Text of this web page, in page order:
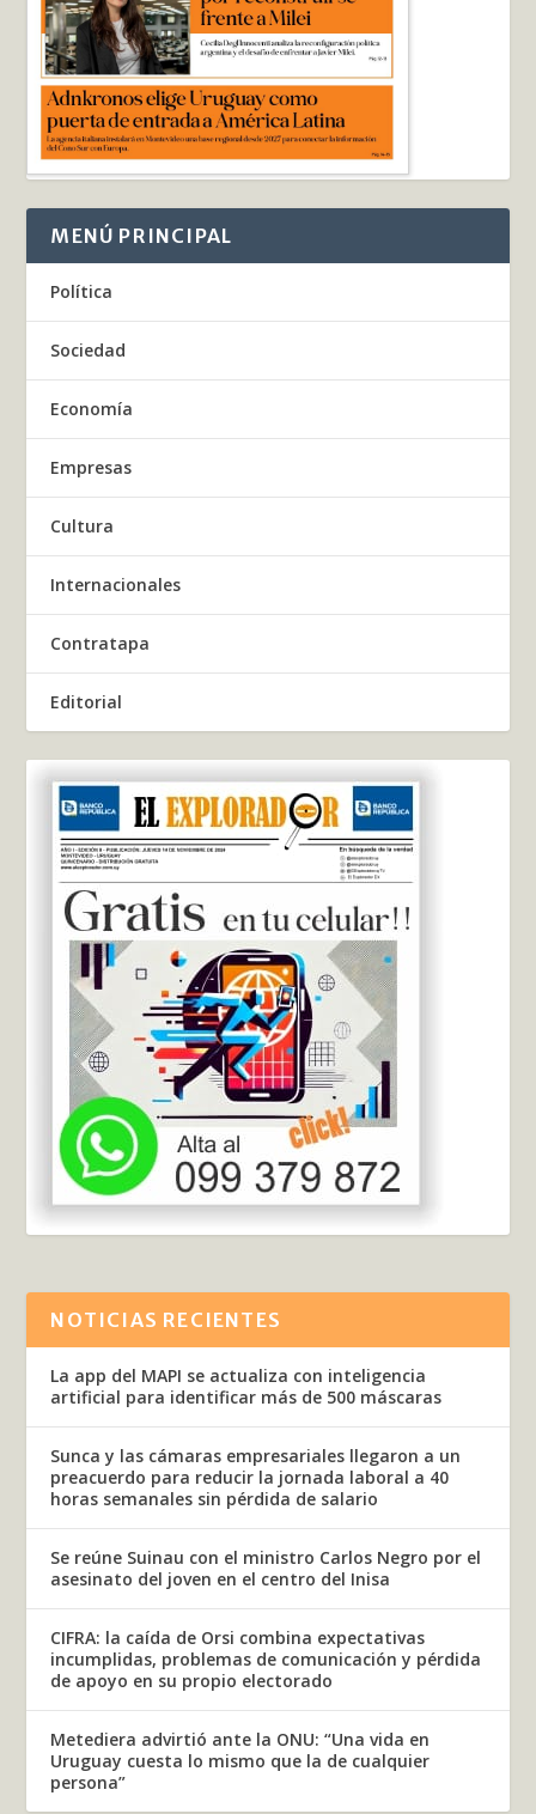
MENÚ PRINCIPAL
Política
Sociedad
Economía
Empresas
Cultura
Internacionales
Contratapa
Editorial
NOTICIAS RECIENTES
La app del MAPI se actualiza con inteligencia
artificial para identificar más de 500 máscaras
Sunca y las cámaras empresariales llegaron a un
preacuerdo para reducir la jornada laboral a 40
horas semanales sin pérdida de salario
Se reúne Suinau con el ministro Carlos Negro por el
asesinato del joven en el centro del Inisa
CIFRA: la caída de Orsi combina expectativas
incumplidas, problemas de comunicación y pérdida
de apoyo en su propio electorado
Metediera advirtió ante la ONU: “Una vida en
Uruguay cuesta lo mismo que la de cualquier
persona”